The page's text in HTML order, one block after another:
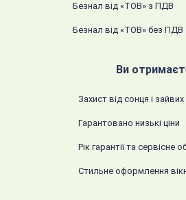
Безнал від «ТОВ» з ПДВ
Безнал від «ТОВ» без ПДВ
Ви
Захист від сонця і
Гарантовано низькі ціни
Рік гарантії та сервісне
Стильне оформлення